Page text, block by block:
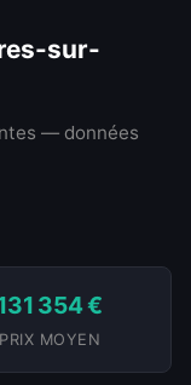
sur-
— données
354 €
PRIX MOYEN